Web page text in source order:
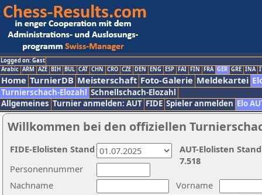
Logged on: Gast
Arabic ARM AZE BIH BUL CAT CHN CRO CZE DEN ENG ESP FAI FIN FRA GER GRE INA
Home TurnierDB Meisterschaft Foto-Galerie Meldekartei
Turnierschach-Elozahl Schnellschach-Elozahl
Allgemeines Turnier anmelden: AUT FIDE Spieler anmelden Elo
Willkommen bei den offiziellen
Nachname
Vorname
Personennummer
AUT-Elolisten
7.518
FIDE-Elolisten Stand